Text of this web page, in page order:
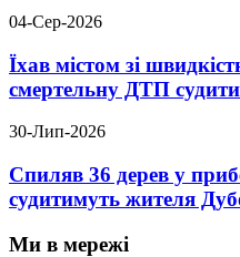
04-Сер-2026
Їхав містом зі
смертельну ДТП
30-Лип-2026
Спиляв 36 дерев у
судитимуть жителя
Ми в мережі